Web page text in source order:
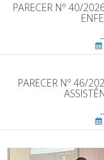
PARECER Nº 40/
PARECER Nº 46/